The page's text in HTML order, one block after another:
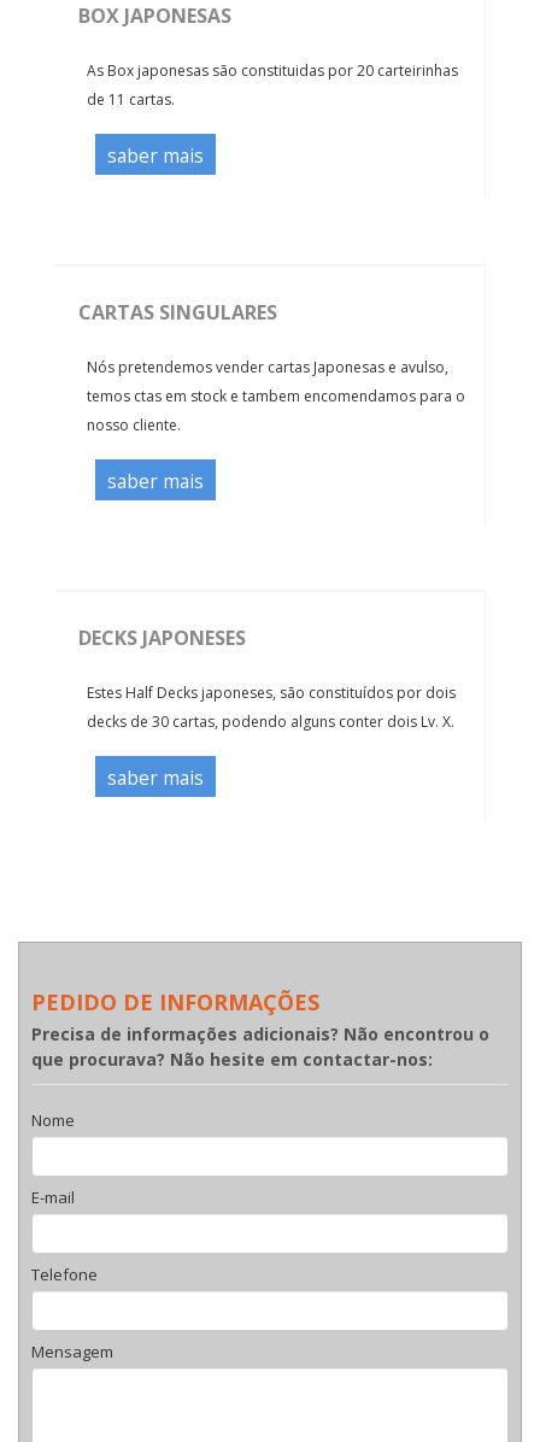
BOX JAPONESAS
As Box japonesas são constituidas por 20 carteirinhas
de 11 cartas.
saber mais
CARTAS SINGULARES
Nós pretendemos vender cartas Japonesas e avulso,
temos ctas em stock e tambem encomendamos para o
nosso cliente.
saber mais
DECKS JAPONESES
Estes Half Decks japoneses, são constituídos por dois
decks de 30 cartas, podendo alguns conter dois Lv. X.
saber mais
PEDIDO DE INFORMAÇÕES
Precisa de informações adicionais? Não encontrou o
que procurava? Não hesite em contactar-nos:
Nome
E-mail
Telefone
Mensagem